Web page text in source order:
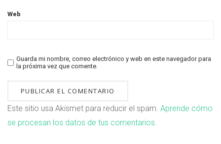
Web
Guarda mi nombre, correo electrónico y web en este navegador para
la próxima vez que comente.
Este sitio usa Akismet para reducir el spam. Aprende cómo
se procesan los datos de tus comentarios.